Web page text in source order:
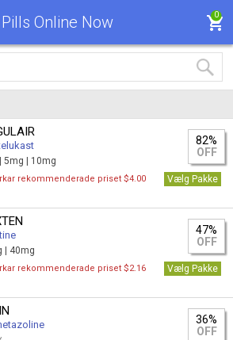
Pills Online Now 0
|5mg | 10mg
82%
OFF
rekommenderade priset $4.00 Vælg Pakke
| 40mg
47%
OFF
rekommenderade priset $2.16 Vælg Pakke
36%
OFF